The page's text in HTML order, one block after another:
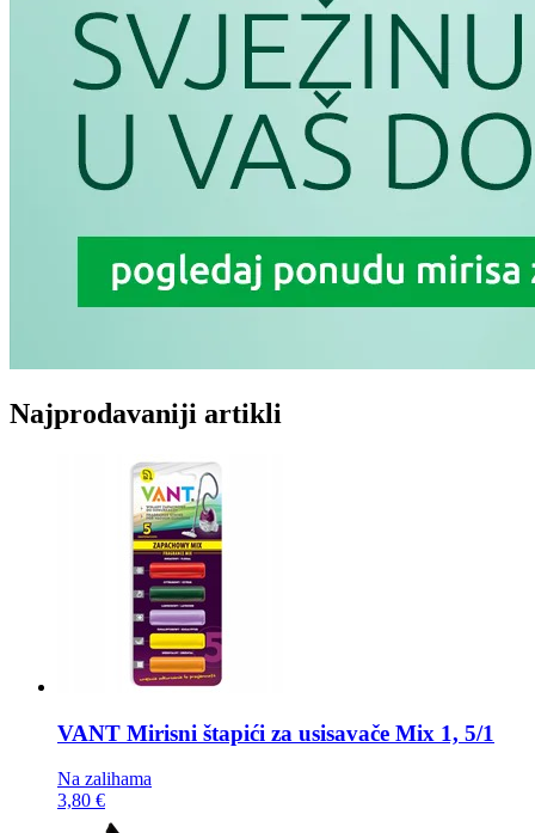
Najprodavaniji artikli
VANT Mirisni štapići za usisavače Mix 1, 5/1
Na zalihama
3,80 €